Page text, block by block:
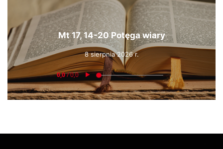
Mt 17, 14-20 Potęga wiary
8 sierpnia 2026 r.